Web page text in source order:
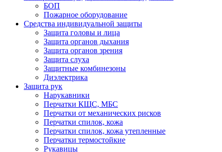
БОП
Пожарное оборудование
Средства индивидуальной защиты
Защита головы и лица
Защита органов дыхания
Защита органов зрения
Защита слуха
Защитные комбинезоны
Диэлектрика
Защита рук
Нарукавники
Перчатки КЩС, МБС
Перчатки от механических рисков
Перчатки спилок, кожа
Перчатки спилок, кожа утепленные
Перчатки термостойкие
Рукавицы